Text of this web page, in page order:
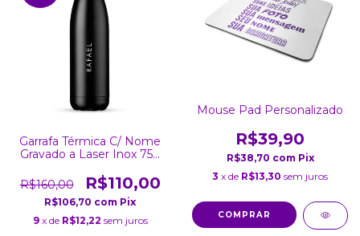
Garrafa Térmica C/ Nome
Gravado a Laser Inox 750
R$160,00
R$110,00
R$106,70 com Pix
9 x de R$12,22 sem juros
Mouse Pad Personalizado
R$39,90
R$38,70 com Pix
3 x de R$13,30 sem juros